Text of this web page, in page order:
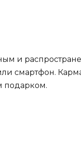
и
смартфон.
подарком.